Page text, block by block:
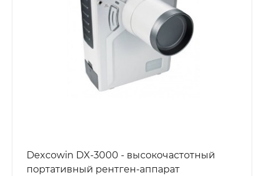
Dexcowin DX-3000 - высокочастотный
портативный рентген-аппарат